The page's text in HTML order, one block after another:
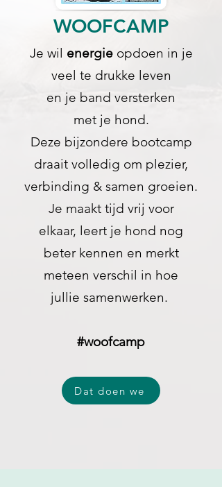
WOOFCAMP
Je wil energie opdoen in je
veel te drukke leven
en je band versterken
met je hond.
Deze bijzondere bootcamp
draait volledig om plezier,
verbinding & samen groeien.
Je maakt tijd vrij voor
elkaar, leert je hond nog
beter kennen en merkt
meteen verschil in hoe
jullie samenwerken.
#woofcamp
Dat doen we